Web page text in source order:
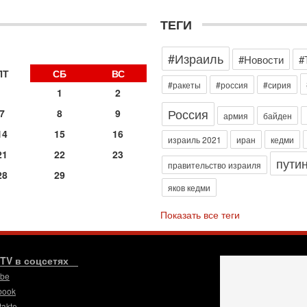
СБ
ВС
1
2
7 8
9
15
16
22
23
29
ТЕГИ
#Израиль
#Новости
#ракеты #россия #сирия
Россия армия байден
израиль 2021 иран кедми
правительство израиля путин
яков кедми
Показать все теги
в соцсетях